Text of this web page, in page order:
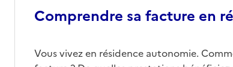
Comprendre sa facture en
Vous vivez en résidence autonomie.